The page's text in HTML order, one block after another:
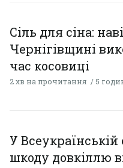
Сіль для сіна:
Чернігівщині
час косовиці
2 хв на прочитання 5
У Всеукраїнській
шкоду довкіллю